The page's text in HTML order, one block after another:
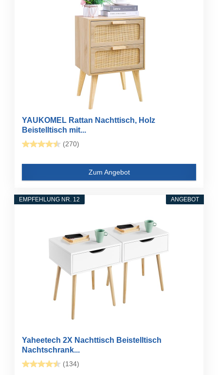
YAUKOMEL Rattan Nachttisch, Holz
Beistelltisch mit...
(270)
Zum Angebot
ANGEBOT
EMPFEHLUNG NR. 12
Yaheetech 2X Nachttisch Beistelltisch
Nachtschrank...
(134)